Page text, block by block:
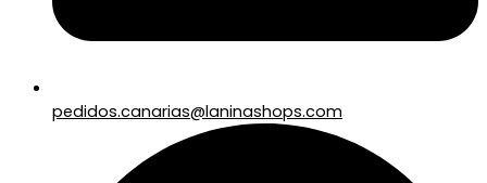
pedidos.canarias@laninashops.com